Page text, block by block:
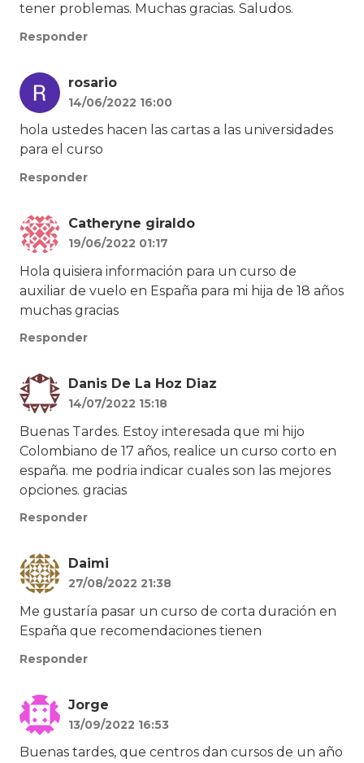
tener problemas. Muchas gracias. Saludos.
Responder
rosario
14/06/2022 16:00
hola ustedes hacen las cartas a las universidades
para el curso
Responder
Catheryne giraldo
19/06/2022 01:17
Hola quisiera información para un curso de
auxiliar de vuelo en España para mi hija de 18 años
muchas gracias
Responder
Danis De La Hoz Diaz
14/07/2022 15:18
Buenas Tardes. Estoy interesada que mi hijo
Colombiano de 17 años, realice un curso corto en
españa. me podria indicar cuales son las mejores
opciones. gracias
Responder
Daimi
27/08/2022 21:38
Me gustaría pasar un curso de corta duración en
España que recomendaciones tienen
Responder
Jorge
13/09/2022 16:53
Buenas tardes, que centros dan cursos de un año